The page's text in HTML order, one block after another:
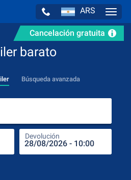
ARS
Cancelación gratuita
barato
Búsqueda avanzada
Devolución